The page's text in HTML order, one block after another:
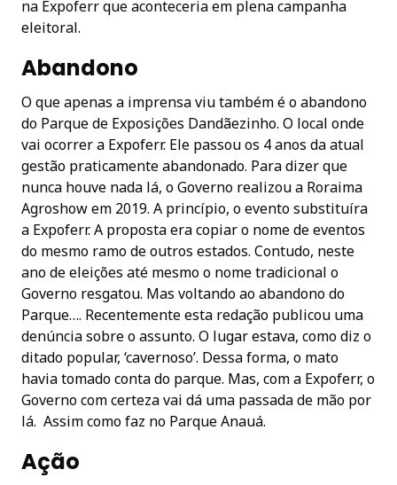
na Expoferr que aconteceria em plena campanha
eleitoral.
Abandono
O que apenas a imprensa viu também é o abandono
do Parque de Exposições Dandãezinho. O local onde
vai ocorrer a Expoferr. Ele passou os 4 anos da atual
gestão praticamente abandonado. Para dizer que
nunca houve nada lá, o Governo realizou a Roraima
Agroshow em 2019. A princípio, o evento substituíra
a Expoferr. A proposta era copiar o nome de eventos
do mesmo ramo de outros estados. Contudo, neste
ano de eleições até mesmo o nome tradicional o
Governo resgatou. Mas voltando ao abandono do
Parque…. Recentemente esta redação publicou uma
denúncia sobre o assunto. O lugar estava, como diz o
ditado popular, ‘cavernoso’. Dessa forma, o mato
havia tomado conta do parque. Mas, com a Expoferr, o
Governo com certeza vai dá uma passada de mão por
lá. Assim como faz no Parque Anauá.
Ação